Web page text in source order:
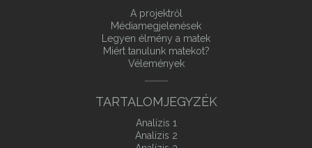
A projektről
Médiamegjelenések
Legyen élmény a matek
Miért tanulunk matekot?
Vélemények
TARTALOMJEGYZÉK
Analízis 1
Analízis 2